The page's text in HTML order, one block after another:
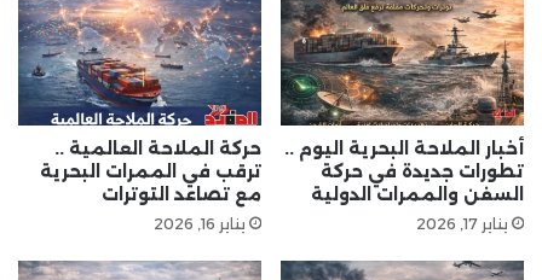
أخبار الملاحة البحرية اليوم ..
تطورات جديدة في حركة
السفن والممرات الدولية
يناير 17, 2026
حركة الملاحة العالمية ..
ترقب في الممرات البحرية
مع تصاعد التوترات
يناير 16, 2026